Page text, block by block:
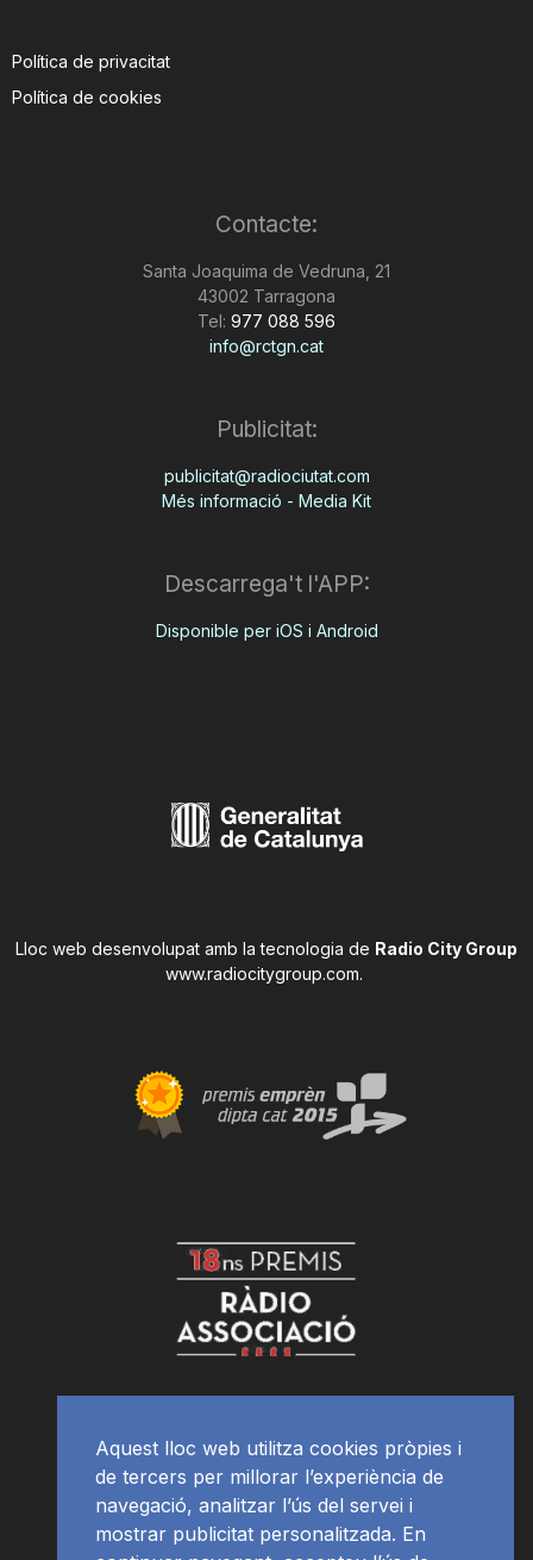
Política de privacitat
Política de cookies
Contacte:
Santa Joaquima de Vedruna, 21
43002 Tarragona
Tel: 977 088 596
info@rctgn.cat
Publicitat:
publicitat@radiociutat.com
Més informació - Media Kit
Descarrega't l'APP:
Disponible per iOS i Android
Lloc web desenvolupat amb la tecnologia de Radio City Group
www.radiocitygroup.com.
Aquest lloc web utilitza cookies pròpies i
de tercers per millorar l’experiència de
navegació, analitzar l’ús del servei i
mostrar publicitat personalitzada. En